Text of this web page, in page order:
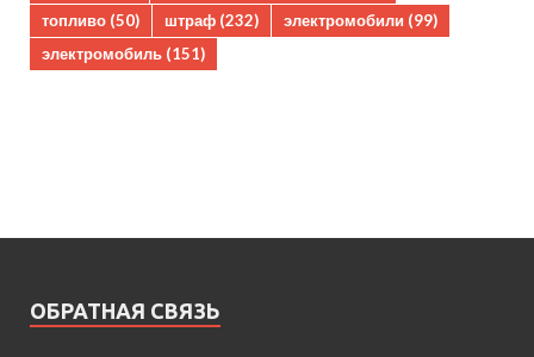
топливо (50) штраф (232) электромобили (99)
электромобиль (151)
ОБРАТНАЯ СВЯЗЬ